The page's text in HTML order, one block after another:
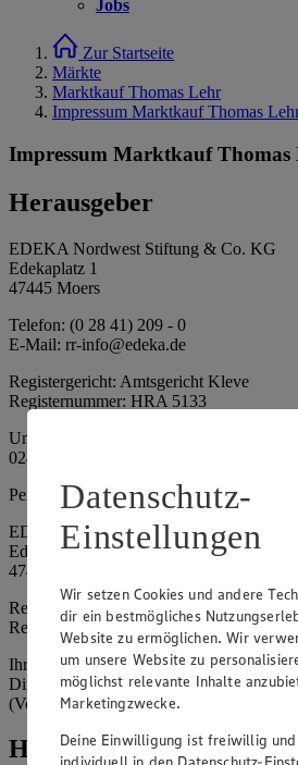
Jobs
Zur Startseite
Märkte
Marktkauf Thomas Lehr
Impressum Marktkauf Thomas
Impressum Marktkauf Thomas
Herausgeber
EDEKA Nordwest Stiftung & Co. KG
Edekaplatz 1
47445 Moers
Telefon: (0 28 41) 209 - 0
E-Mail: rr-info@edeka.de
Registergericht: Amtsgericht Kleve
Registernummer: HRA 5133
Umsatzsteuer-Identifikationsnummer
024 695
Persönlich haftende Gesellschafterin:
EDEKA Nordwest Handelsstiftung e. K.
Edekaplatz 1
47445 Moers
Registergericht: Amtsgericht Kleve
Registernummer: HRA 5132
Ihrerseits vertreten durch: Frank Breuer
Dirk Neuhaus (Vorstandsvorsitzender),
(Vorstandsvorsitzender)
Hinweise
Datenschutz-
Einstellungen
Wir setzen Cookies und andere
dir ein bestmögliches
Website zu ermöglichen. Wir
um unsere Website zu
möglichst relevante Inhalte
Marketingzwecke.
Deine Einwilligung ist freiwillig